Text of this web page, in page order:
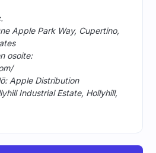
Apple Park Way, Cupertino,
osoite:
Apple Distribution
Industrial Estate, Hollyhill,